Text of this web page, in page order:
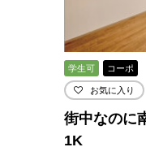
学生可 コーポ
お気に入り
街中なのに
1K